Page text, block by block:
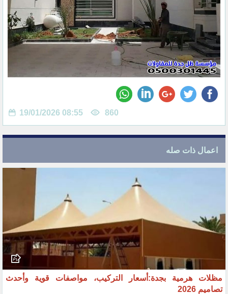
19/01/2026 08:55 860
اعمال ذات صله
مظلات هرمية بجدة:أسعار التركيب، مواصفات قوية وأحدث
تصاميم 2026